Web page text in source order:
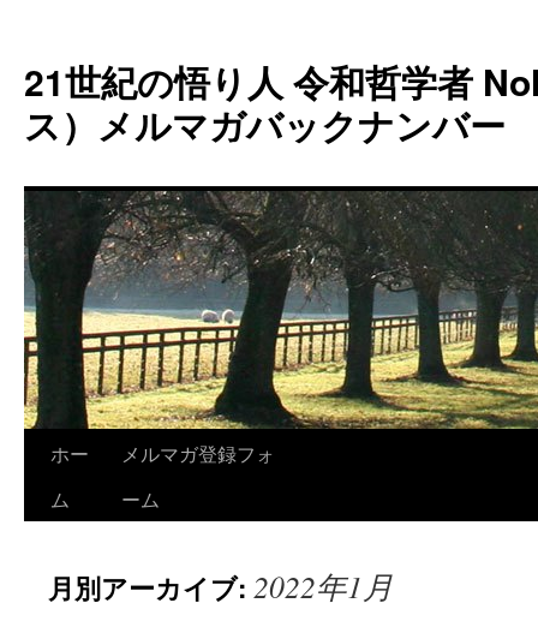
テ
ン
ツ
へ
キ
ッ
プ
21世紀の悟り人 令和哲学者
ス）メルマガバックナンバー
ホー
ム
メルマガ登録フォ
ーム
月別アーカイブ: 2022年1月